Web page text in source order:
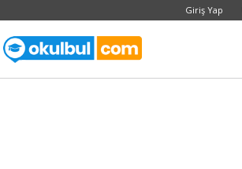
Giriş Yap